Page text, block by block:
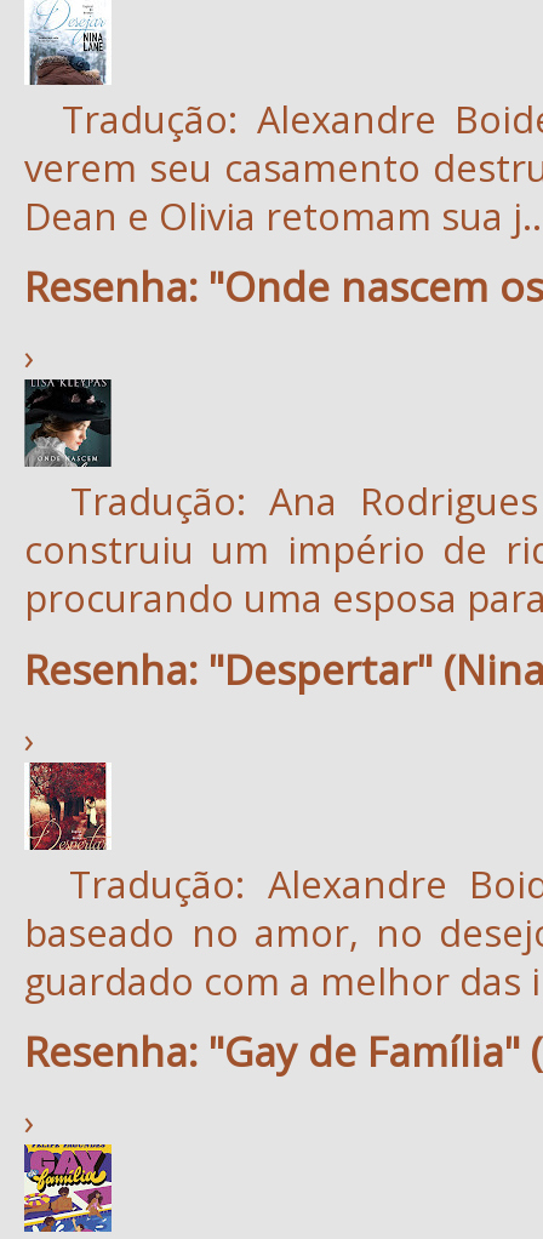
Tradução: Alexandre
verem seu casamento
Dean e Olivia retomam sua
Resenha: "Onde nascem
›
Tradução: Ana
construiu um império de
procurando uma esposa
Resenha: "Despertar"
›
Tradução: Alexandre
baseado no amor, no
guardado com a melhor das
Resenha: "Gay de Família"
›